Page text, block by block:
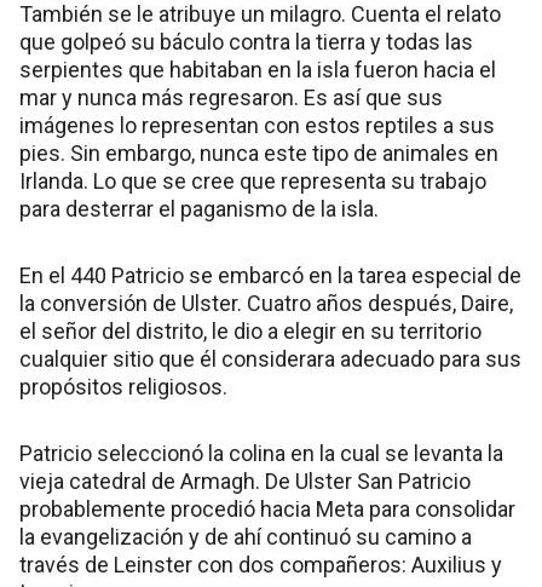
También se le atribuye un milagro. Cuenta el relato
que golpeó su báculo contra la tierra y todas las
serpientes que habitaban en la isla fueron hacia el
mar y nunca más regresaron. Es así que sus
imágenes lo representan con estos reptiles a sus
pies. Sin embargo, nunca este tipo de animales en
Irlanda. Lo que se cree que representa su trabajo
para desterrar el paganismo de la isla.
En el 440 Patricio se embarcó en la tarea especial de
la conversión de Ulster. Cuatro años después, Daire,
el señor del distrito, le dio a elegir en su territorio
cualquier sitio que él considerara adecuado para sus
propósitos religiosos.
Patricio seleccionó la colina en la cual se levanta la
vieja catedral de Armagh. De Ulster San Patricio
probablemente procedió hacia Meta para consolidar
la evangelización y de ahí continuó su camino a
través de Leinster con dos compañeros: Auxilius y